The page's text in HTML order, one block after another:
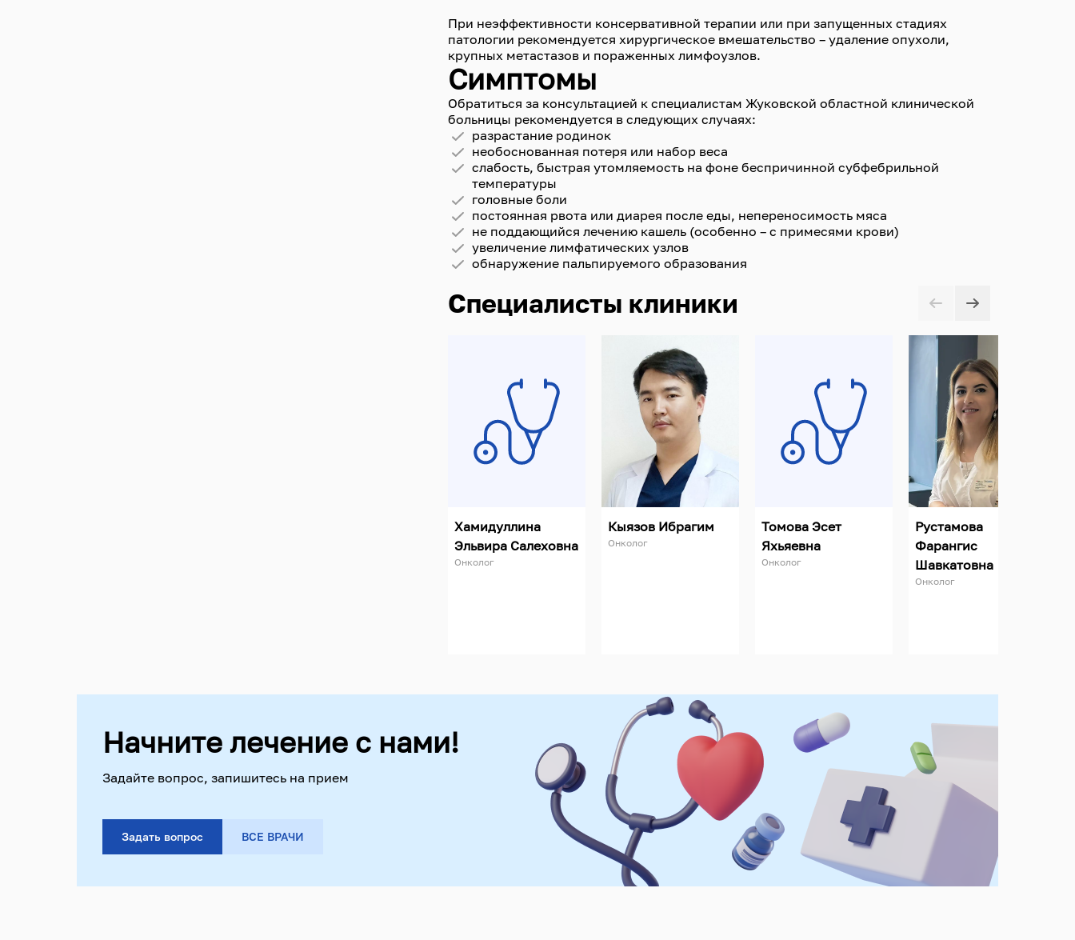
При неэффективности консервативной терапии или при запущенных стадиях
патологии рекомендуется хирургическое вмешательство – удаление опухоли,
крупных метастазов и пораженных лимфоузлов.
Симптомы
Обратиться за консультацией к специалистам Жуковской областной клинической
больницы рекомендуется в следующих случаях:
разрастание родинок
необоснованная потеря или набор веса
слабость, быстрая утомляемость на фоне беспричинной субфебрильной
температуры
головные боли
постоянная рвота или диарея после еды, непереносимость мяса
не поддающийся лечению кашель (особенно – с примесями крови)
увеличение лимфатических узлов
обнаружение пальпируемого образования
Специалисты клиники
Хамидуллина
Эльвира Салеховна
Онколог
Кыязов Ибрагим
Онколог
Томова Эсет
Яхьяевна
Онколог
Рустамова
Фарангис
Шавкатовна
Онколог
Начните лечение с нами!
Задайте вопрос, запишитесь на прием
Задать вопрос ВСЕ ВРАЧИ